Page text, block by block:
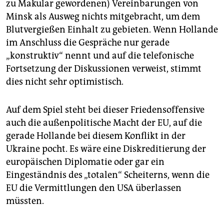
zu Makular gewordenen) Vereinbarungen von
Minsk als Ausweg nichts mitgebracht, um dem
Blutvergießen Einhalt zu gebieten. Wenn Hollande
im Anschluss die Gespräche nur gerade
„konstruktiv“ nennt und auf die telefonische
Fortsetzung der Diskussionen verweist, stimmt
dies nicht sehr optimistisch.
Auf dem Spiel steht bei dieser Friedensoffensive
auch die außenpolitische Macht der EU, auf die
gerade Hollande bei diesem Konflikt in der
Ukraine pocht. Es wäre eine Diskreditierung der
europäischen Diplomatie oder gar ein
Eingeständnis des „totalen“ Scheiterns, wenn die
EU die Vermittlungen den USA überlassen
müssten.